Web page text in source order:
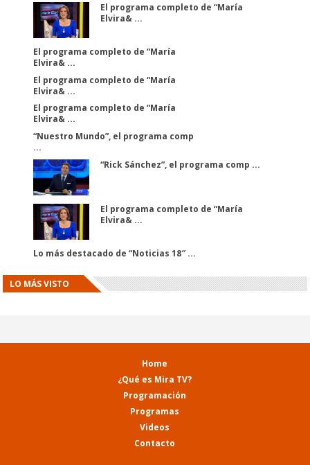
El programa completo de “María
Elvira& ...
El programa completo de “María
Elvira& ...
El programa completo de “María
Elvira& ...
El programa completo de “María
Elvira& ...
“Nuestro Mundo”, el programa comp
...
“Rick Sánchez”, el programa comp ...
El programa completo de “María
Elvira& ...
Lo más destacado de “Noticias 18″ ...
LO MÁS VISTO
Home
¿Qué es Mira TV?
Programación
Programas
Videos
Contacto